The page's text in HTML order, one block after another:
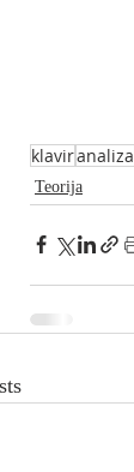
klaviranaliza
Teorija